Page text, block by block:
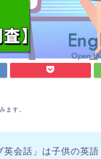
ます。
英会話」は子供の英語